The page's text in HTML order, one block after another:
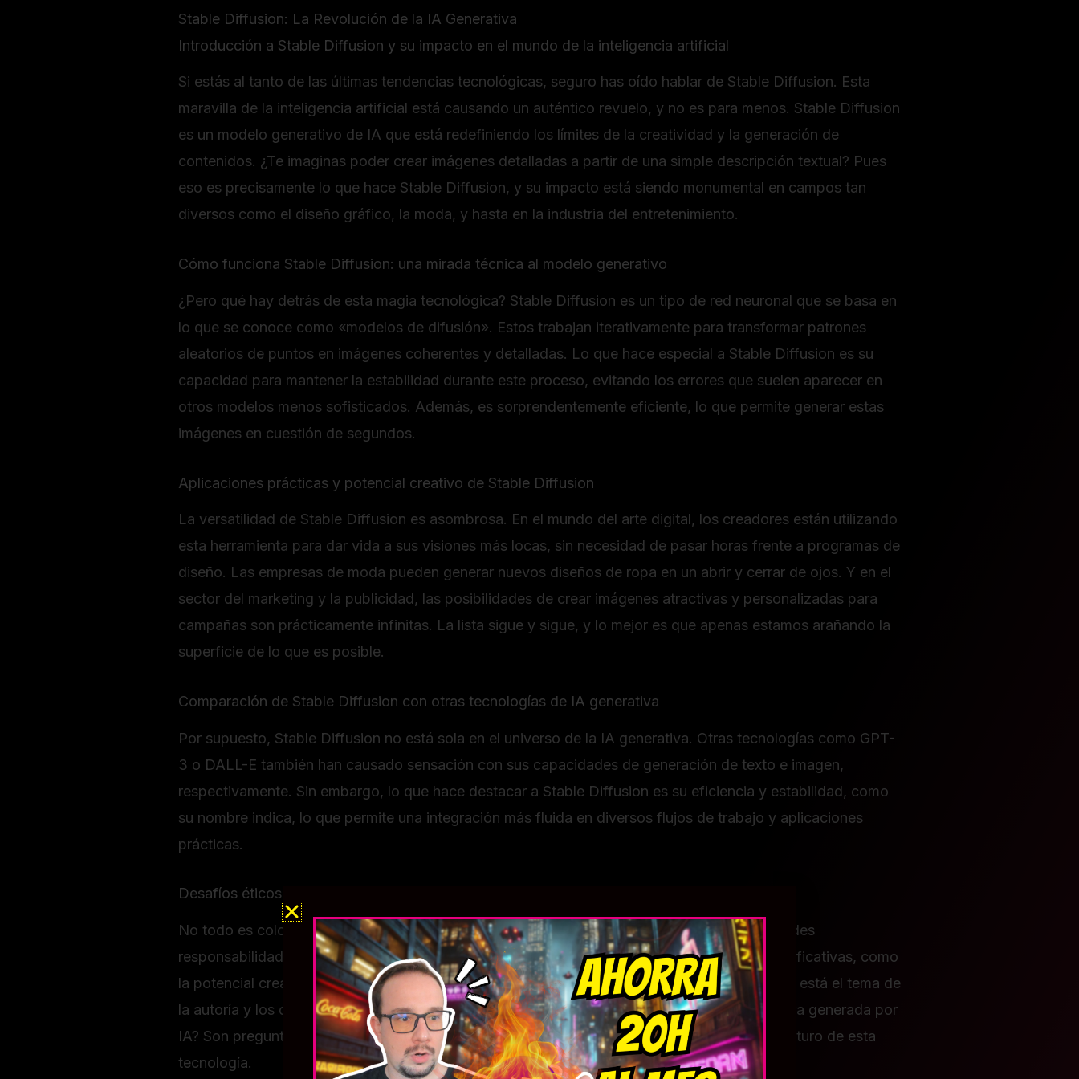
Stable Diffusion: La Revolución de la IA Generativa
Introducción a Stable Diffusion y su impacto en el mundo de la inteligencia artificial
Si estás al tanto de las últimas tendencias tecnológicas, seguro has oído hablar de Stable Diffusion. Esta
maravilla de la inteligencia artificial está causando un auténtico revuelo, y no es para menos. Stable Diffusion
es un modelo generativo de IA que está redefiniendo los límites de la creatividad y la generación de
contenidos. ¿Te imaginas poder crear imágenes detalladas a partir de una simple descripción textual? Pues
eso es precisamente lo que hace Stable Diffusion, y su impacto está siendo monumental en campos tan
diversos como el diseño gráfico, la moda, y hasta en la industria del entretenimiento.
Cómo funciona Stable Diffusion: una mirada técnica al modelo generativo
¿Pero qué hay detrás de esta magia tecnológica? Stable Diffusion es un tipo de red neuronal que se basa en
lo que se conoce como «modelos de difusión». Estos trabajan iterativamente para transformar patrones
aleatorios de puntos en imágenes coherentes y detalladas. Lo que hace especial a Stable Diffusion es su
capacidad para mantener la estabilidad durante este proceso, evitando los errores que suelen aparecer en
otros modelos menos sofisticados. Además, es sorprendentemente eficiente, lo que permite generar estas
imágenes en cuestión de segundos.
Aplicaciones prácticas y potencial creativo de Stable Diffusion
La versatilidad de Stable Diffusion es asombrosa. En el mundo del arte digital, los creadores están utilizando
esta herramienta para dar vida a sus visiones más locas, sin necesidad de pasar horas frente a programas de
diseño. Las empresas de moda pueden generar nuevos diseños de ropa en un abrir y cerrar de ojos. Y en el
sector del marketing y la publicidad, las posibilidades de crear imágenes atractivas y personalizadas para
campañas son prácticamente infinitas. La lista sigue y sigue, y lo mejor es que apenas estamos arañando la
superficie de lo que es posible.
Comparación de Stable Diffusion con otras tecnologías de IA generativa
Por supuesto, Stable Diffusion no está sola en el universo de la IA generativa. Otras tecnologías como GPT-
3 o DALL-E también han causado sensación con sus capacidades de generación de texto e imagen,
respectivamente. Sin embargo, lo que hace destacar a Stable Diffusion es su eficiencia y estabilidad, como
su nombre indica, lo que permite una integración más fluida en diversos flujos de trabajo y aplicaciones
prácticas.
Desafíos éticos y consideraciones futuras de la generación de contenido con IA
No todo es color de rosa en el mundo de la IA generativa. Con grandes poderes vienen grandes
responsabilidades, y Stable Diffusion no es la excepción. Existen preocupaciones éticas significativas, como
la potencial creación de imágenes engañosas o la usurpación de la identidad visual. Además, está el tema de
la autoría y los derechos de propiedad intelectual. ¿Quién es el verdadero creador de una obra generada por
IA? Son preguntas que todavía estamos intentando responder y que sin duda moldearán el futuro de esta
tecnología.